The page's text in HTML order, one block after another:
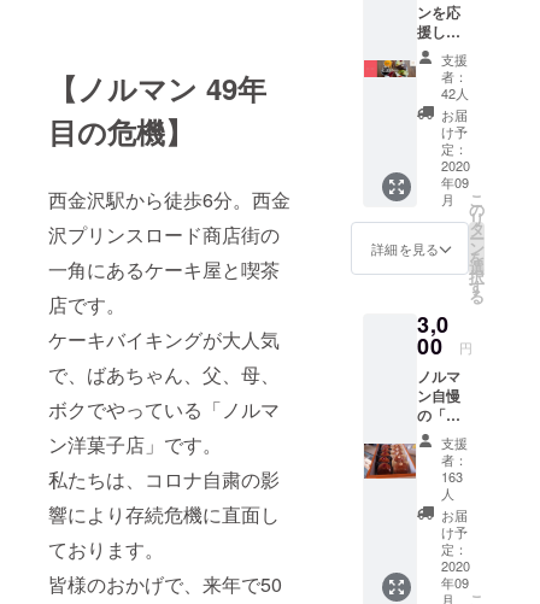
【ノルマン 49年
目の危機】
西金沢駅から徒歩6分。西金
沢プリンスロード商店街の
一角にあるケーキ屋と喫茶
店です。
ケーキバイキングが大人気
で、ばあちゃん、父、母、
ボクでやっている「ノルマ
ン洋菓子店」です。
私たちは、コロナ自粛の影
響により存続危機に直面し
ております。
皆様のおかげで、来年で50
洋菓子店」
ンを応
援して
くださ
る方限
定の応
援券で
す。 温
かいご
支援
に、当
店から
の「お
礼の
メー
ル」と
報告」
をさせ
ていた
だきま
す。
支援
者：
42人
お届
け予
定：
2020
年09
月
詳細を見る
こ
の
リ
タ
ー
ン
を
選
択
す
る
3,0
00 円
ノルマ
ン自慢
の「マ
ドレー
ヌ」を
10個盛
り合わ
せと、
当店か
らの
「お礼
のメー
支援
者：
163
人
お届
け予
定：
2020
年09
月